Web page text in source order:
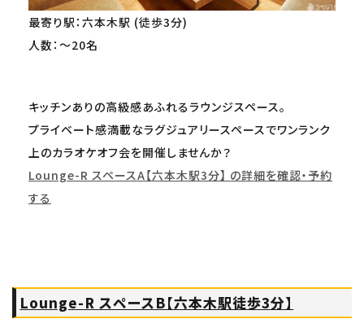
最寄り駅：六本木駅 (徒歩3分)
人数：～20名
キッチンありの高級感あふれるラウンジスペース。
プライベート感満載なラグジュアリースペースでワンランク
上のカラオケオフ会を開催しませんか？
Lounge-R スペースA【六本木駅3分】 の詳細を確認・予約
する
Lounge-R スペースB【六本木駅徒歩3分】